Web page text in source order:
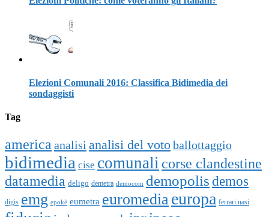
Elezioni Comunali 2016: Classifica Bidimedia dei
sondaggisti
Tag
america analisi analisi del votoballottaggio
bidimedia cise comunali corse clandestine
datamedia deligo demetra democom demopolisdemos
digis emg epokè eumetra euromedia europa ferrari nasi